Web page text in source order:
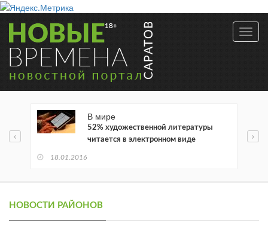
В мире
52% художественной литературы
читается в электронном виде
18.01.2016
НОВОСТИ РАЙОНОВ